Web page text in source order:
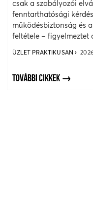
csak a szabályozói
fenntarthatósági
működésbiztonság és
feltétele – figyelmeztet
ÜZLET PRAKTIKUSAN
TOVÁBBI CIKKEK